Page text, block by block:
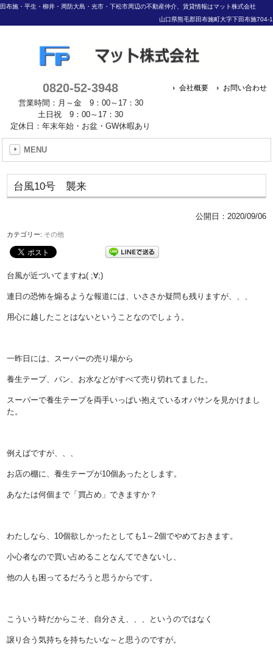
田布施・平生・柳井・周防大島・光市・下松市周辺の不動産仲介、賃貸情報はマット株式会社
山口県熊毛郡田布施町大字下田布施704-1
0820-52-3948
営業時間：月～金 9：00～17：30
土日祝 9：00～17：30
定休日：年末年始・お盆・GW休暇あり
会社概要 お問い合わせ
MENU
台風10号 襲来
公開日： 2020/09/06
カテゴリー: その他
台風が近づいてますね( ;∀;)
連日の恐怖を煽るような報道には、いささか疑問も残りますが、、、
用心に越したことはないということなのでしょう。
一昨日には、スーパーの売り場から
養生テープ、パン、お水などがすべて売り切れてました。
スーパーで養生テープを両手いっぱい抱えているオバサンを見かけまし
た。
例えばですが、、、
お店の棚に、養生テープが10個あったとします。
あなたは何個まで「買占め」できますか？
わたしなら、10個欲しかったとしても1～2個でやめておきます。
小心者なので買い占めることなんてできないし、
他の人も困ってるだろうと思うからです。
こういう時だからこそ、自分さえ、、、というのではなく
譲り合う気持ちを持ちたいな～と思うのですが。